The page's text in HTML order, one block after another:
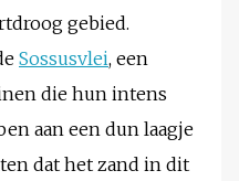
gebied.
Sossusvlei, een
die hun intens
aan een dun laagje
dat het zand in dit